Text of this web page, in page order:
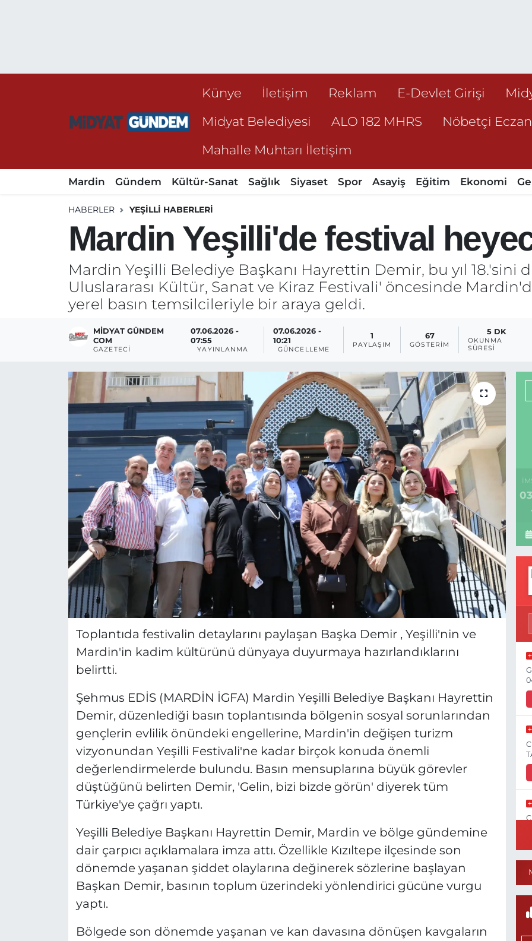
Künye İletişim Reklam E-Devlet Girişi
Midyat Belediyesi
ALO 182 MHRS Nöbetçi
Mahalle Muhtarı İletişim
Mardin Gündem Kültür-Sanat Sağlık Siyaset Spor Asayiş Eğitim Ekonomi
HABERLER YEŞILLI HABERLERI
Mardin Yeşilli'de festival
Mardin Yeşilli Belediye Başkanı Hayrettin Demir, bu yıl 18.'sini
Uluslararası Kültür, Sanat ve Kiraz Festivali' öncesinde
yerel basın temsilcileriyle bir araya geldi.
MIDYAT GÜNDEM
COM
GAZETECI
07.06.2026 -
07:55
YAYINLANMA
07.06.2026 -
10:21
GÜNCELLEME
1
PAYLAŞIM
67
GÖSTERIM
5 DK
OKUNMA
SÜRESI
Toplantıda festivalin detaylarını paylaşan Başka Demir , Yeşilli'nin ve
Mardin'in kadim kültürünü dünyaya duyurmaya hazırlandıklarını
belirtti.
Şehmus EDİS (MARDİN İGFA) Mardin Yeşilli Belediye Başkanı Hayrettin
Demir, düzenlediği basın toplantısında bölgenin sosyal sorunlarından
gençlerin evlilik önündeki engellerine, Mardin'in değişen turizm
vizyonundan Yeşilli Festivali'ne kadar birçok konuda önemli
değerlendirmelerde bulundu. Basın mensuplarına büyük görevler
düştüğünü belirten Demir, 'Gelin, bizi bizde görün' diyerek tüm
Türkiye'ye çağrı yaptı.
Yeşilli Belediye Başkanı Hayrettin Demir, Mardin ve bölge gündemine
dair çarpıcı açıklamalara imza attı. Özellikle Kızıltepe ilçesinde son
dönemde yaşanan şiddet olaylarına değinerek sözlerine başlayan
Başkan Demir, basının toplum üzerindeki yönlendirici gücüne vurgu
yaptı.
Bölgede son dönemde yaşanan ve kan davasına dönüşen kavgaların